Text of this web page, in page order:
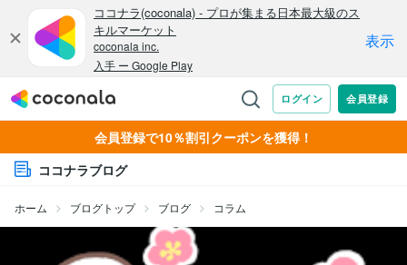
会員登録で10％割引クーポンを獲得！
ココナラブログ
ホーム ブログトップ ブログ コラム